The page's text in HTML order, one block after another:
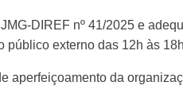
DIREF nº 41/2025 e
público externo das 12h às
aperfeiçoamento da